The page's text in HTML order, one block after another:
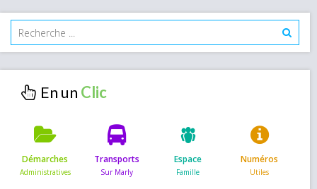
En un
Démarches Transports Espace Numéros